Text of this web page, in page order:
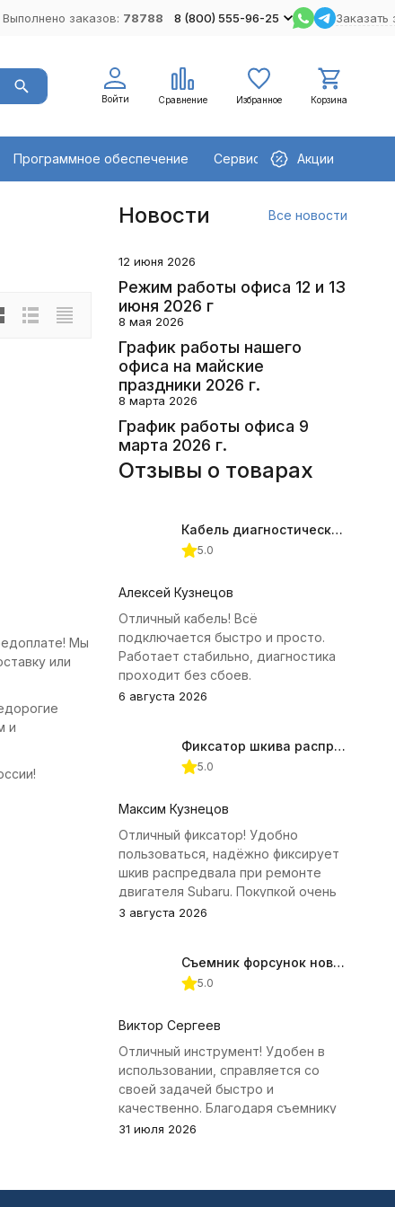
Выполнено заказов: 78788 8 (800) 555-96-25 Заказать
Войти Сравнение Избранное Корзина
Программное обеспечение Сервисное оборудование
Акции
Мы
или
и
Новости Все новости
12 июня 2026
Режим работы офиса 12 и 13
июня 2026 г
8 мая 2026
График работы нашего
офиса на майские
праздники 2026 г.
8 марта 2026
График работы офиса 9
марта 2026 г.
Отзывы о товарах
Кабель диагностический ГАЗ 24 для АВТОАС
5.0
Алексей Кузнецов
Отличный кабель! Всё
подключается быстро и просто.
Работает стабильно, диагностика
проходит без сбоев.
6 августа 2026
Фиксатор шкива распредвала (Subaru) JTC-4409
5.0
Максим Кузнецов
Отличный фиксатор! Удобно
пользоваться, надёжно фиксирует
шкив распредвала при ремонте
двигателя Subaru. Покупкой очень
доволен.
3 августа 2026
Съемник форсунок новых дизельных двигателей Jonnesway
5.0
Виктор Сергеев
Отличный инструмент! Удобен в
использовании, справляется со
своей задачей быстро и
качественно. Благодаря съемнику
удалось избежать лишних хлопот с
31 июля 2026